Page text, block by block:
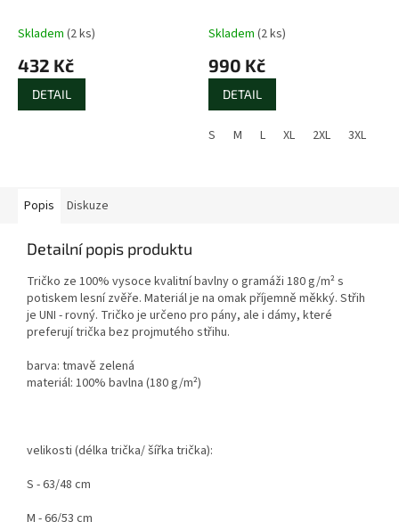
Skladem (2 ks)
432 Kč
DETAIL
Skladem (2 ks)
990 Kč
DETAIL
S M L XL 2XL 3XL
Popis Diskuze
Detailní popis produktu
Tričko ze 100% vysoce kvalitní bavlny o gramáži 180 g/m² s
potiskem lesní zvěře. Materiál je na omak příjemně měkký. Střih
je UNI - rovný. Tričko je určeno pro pány, ale i dámy, které
preferují trička bez projmutého střihu.
barva: tmavě zelená
materiál: 100% bavlna (180 g/m²)
velikosti (délka trička/ šířka trička):
S - 63/48 cm
M - 66/53 cm